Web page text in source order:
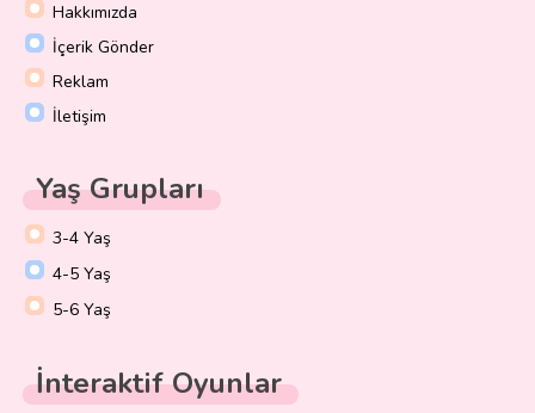
Hakkımızda
İçerik Gönder
Reklam
İletişim
Yaş Grupları
3-4 Yaş
4-5 Yaş
5-6 Yaş
İnteraktif Oyunlar